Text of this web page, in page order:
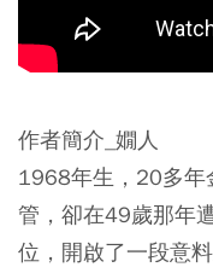
作者簡介_嫺人
1968年生，20多年
管，卻在49歲那年
位，開啟了一段意